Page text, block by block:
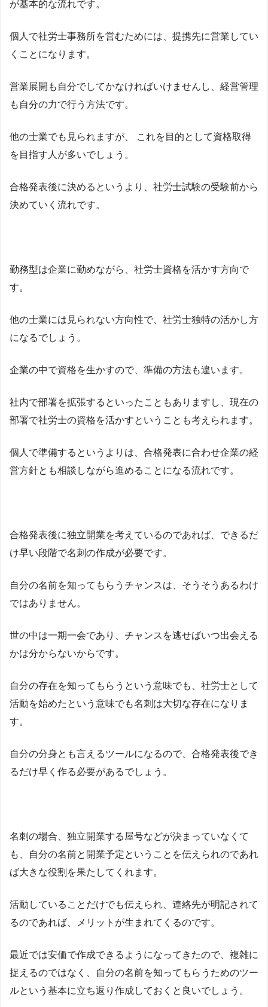
が基本的な流れです。
個人で社労士事務所を営むためには、提携先に営業してい
くことになります。
営業展開も自分でしてかなければいけませんし、経営管理
も自分の力で行う方法です。
他の士業でも見られますが、 これを目的として資格取得
を目指す人が多いでしょう。
合格発表後に決めるというより、社労士試験の受験前から
決めていく流れです。
勤務型は企業に勤めながら、社労士資格を活かす方向で
す。
他の士業には見られない方向性で、社労士独特の活かし方
になるでしょう。
企業の中で資格を生かすので、準備の方法も違います。
社内で部署を拡張するといったこともありますし、現在の
部署で社労士の資格を活かすということも考えられます。
個人で準備するというよりは、合格発表に合わせ企業の経
営方針とも相談しながら進めることになる流れです。
合格発表後に独立開業を考えているのであれば、できるだ
け早い段階で名刺の作成が必要です。
自分の名前を知ってもらうチャンスは、そうそうあるわけ
ではありません。
世の中は一期一会であり、チャンスを逃せばいつ出会える
かは分からないからです。
自分の存在を知ってもらうという意味でも、社労士として
活動を始めたという意味でも名刺は大切な存在になりま
す。
自分の分身とも言えるツールになるので、合格発表後でき
るだけ早く作る必要があるでしょう。
名刺の場合、独立開業する屋号などが決まっていなくて
も、自分の名前と開業予定ということを伝えられのであれ
ば大きな役割を果たしてくれます。
活動していることだけでも伝えられ、連絡先が明記されて
るのであれば、メリットが生まれてくるのです。
最近では安価で作成できるようになってきたので、複雑に
捉えるのではなく、自分の名前を知ってもらうためのツー
ルという基本に立ち返り作成しておくと良いでしょう。